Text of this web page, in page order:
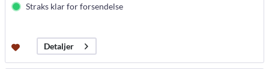
Straks klar for forsendelse
Detaljer